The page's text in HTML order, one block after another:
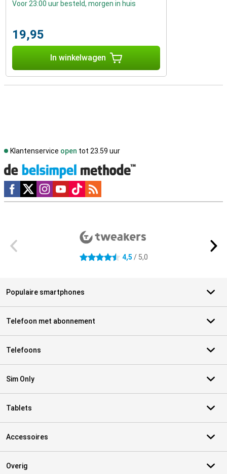
Voor 23:00 uur besteld, morgen in huis
19,95
In winkelwagen
Klantenservice open tot 23.59 uur
Social media
4.5 sterren 4,5 / 5,0
Populaire smartphones
Telefoon met abonnement
Telefoons
Sim Only
Tablets
Accessoires
Overig